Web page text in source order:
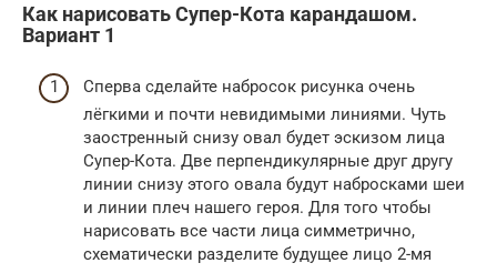
Как нарисовать Супер-Кота карандашом.
Вариант 1
Сперва сделайте набросок рисунка очень
лёгкими и почти невидимыми линиями. Чуть
заостренный снизу овал будет эскизом лица
Супер-Кота. Две перпендикулярные друг другу
линии снизу этого овала будут набросками шеи
и линии плеч нашего героя. Для того чтобы
нарисовать все части лица симметрично,
схематически разделите будущее лицо 2-мя